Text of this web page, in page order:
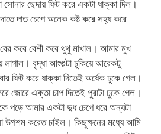
সোনার ছেদায় ফিট করে একটা ধাক্কা দিল।
দাত চেপে অনেক কষ্ট করে সহ্য করে
বের করে বেশী করে থুথু মাখাল। আমার মুখ
বৃদ্ধা আংগুল্টা ঢুকিয়ে আরেকটু
ফিট করে ধাক্কা দিতেই অর্ধেক ঢুকে গেল।
জোরে এক্তা চাপ দিতেই পুরাটা ঢুকে গেল।
পড়ে আমার একটা দুধ চেপে ধরে অন্যটা
উপশম করেত চাইল। কিছুক্ষনের মধ্যে আমি